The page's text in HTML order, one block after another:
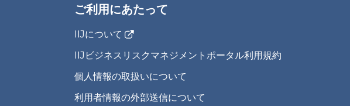
ご利用にあたって
IIJについて
IIJビジネスリスクマネジメントポータル利用規約
個人情報の取扱いについて
利用者情報の外部送信について